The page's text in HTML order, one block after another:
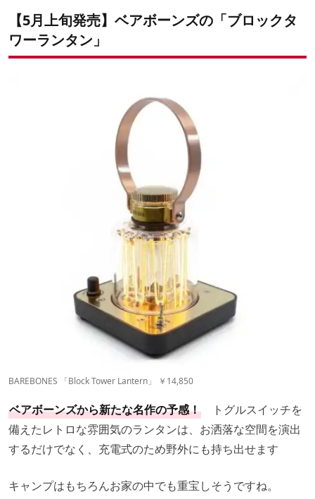
【5月上旬発売】ベアボーンズの「ブロックタ
ワーランタン」
BAREBONES 「Block Tower Lantern」 ￥14,850
ベアボーンズから新たな名作の予感！ トグルスイッチを
備えたレトロな雰囲気のランタンは、お洒落な空間を演出
するだけでなく、充電式のため野外にも持ち出せます
キャンプはもちろんお家の中でも重宝しそうですね。